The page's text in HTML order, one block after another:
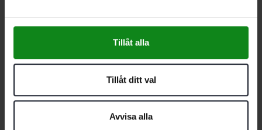
Tillåt alla
Tillåt ditt val
Avvisa alla
Festool Bandad gipsskruv DWS C FT 3.9×35
Lägg till i varukorg